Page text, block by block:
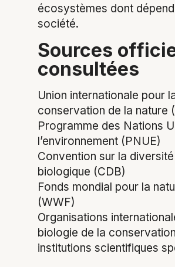
écosystèmes dont
société.
Sources
consultées
Union internationale pour
conservation de la nature
Programme des Nations
l’environnement (PNUE)
Convention sur la diversité
biologique (CDB)
Fonds mondial pour la
(WWF)
Organisations
biologie de la
institutions scientifiques